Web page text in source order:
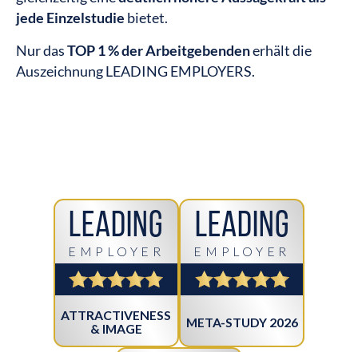
jede Einzelstudie bietet.
Nur dasTOP 1 % der Arbeitgebendenerhält die
Auszeichnung LEADING EMPLOYERS.
Leading
EMPLOYER
ATTRACTIVENESS
& IMAGE
Leading
EMPLOYER
META-STUDY 2026